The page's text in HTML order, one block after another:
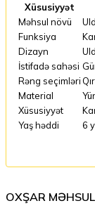
Xüsusiyyət
Məhsul növü
Funksiya
Dizayn
İstifadə sahəsi
Rəng seçimləri
Material
Xüsusiyyət
Yaş həddi
6
OXŞAR